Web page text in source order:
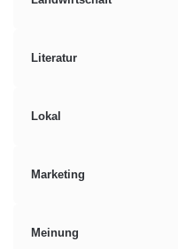
Literatur
Lokal
Marketing
Meinung